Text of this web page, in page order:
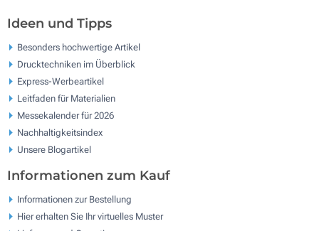
Ideen und Tipps
Besonders hochwertige Artikel
Drucktechniken im Überblick
Express-Werbeartikel
Leitfaden für Materialien
Messekalender für 2026
Nachhaltigkeitsindex
Unsere Blogartikel
Informationen zum Kauf
Informationen zur Bestellung
Hier erhalten Sie Ihr virtuelles Muster